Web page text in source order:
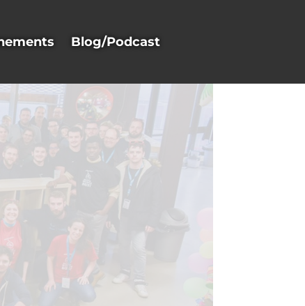
Blog/Podcast